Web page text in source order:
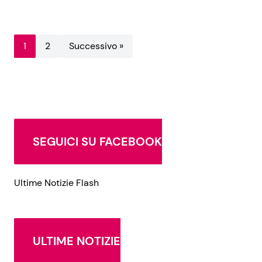
1 2 Successivo »
SEGUICI SU FACEBOOK
Ultime Notizie Flash
ULTIME NOTIZIE